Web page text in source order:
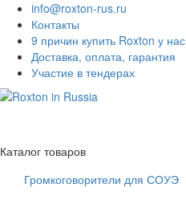
info@roxton-rus.ru
Контакты
9 причин купить Roxton у нас
Доставка, оплата, гарантия
Участие в тендерах
Каталог товаров
Громкоговорители для СОУЭ